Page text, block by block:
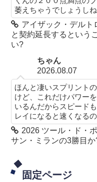
萎えちゃうでしょうし
アイザック・デルト
と契約延長するという
い?
ちゃん
2026.08.07
ほんと凄いスプリント
けど、これだけパワー
いるんだからスピード
レイになると速くなる
2026 ツール・ド・
サン・ミランの3勝目か
固定ページ